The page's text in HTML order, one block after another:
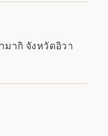
มากิ จังหวัดอิวา